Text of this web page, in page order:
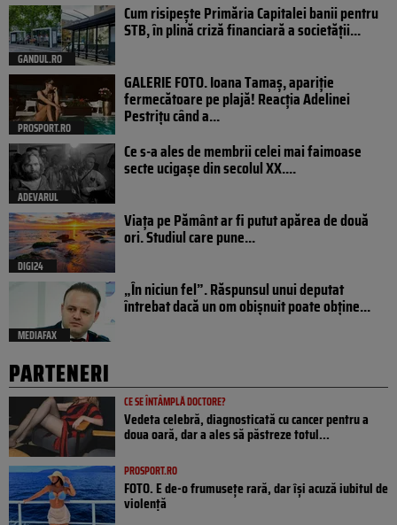
GANDUL.RO
Cum risipește Primăria Capitalei banii pentru
STB, în plină criză financiară a societății...
PROSPORT.RO
GALERIE FOTO. Ioana Tamaş, apariție
fermecătoare pe plajă! Reacția Adelinei
Pestrițu când a...
ADEVARUL
Ce s-a ales de membrii celei mai faimoase
secte ucigașe din secolul XX....
DIGI24
Viața pe Pământ ar fi putut apărea de două
ori. Studiul care pune...
MEDIAFAX
„În niciun fel”. Răspunsul unui deputat
întrebat dacă un om obișnuit poate obține...
PARTENERI
CE SE ÎNTÂMPLĂ DOCTORE?
Vedeta celebră, diagnosticată cu cancer pentru a
doua oară, dar a ales să păstreze totul...
PROSPORT.RO
FOTO. E de-o frumusețe rară, dar își acuză iubitul de
violență